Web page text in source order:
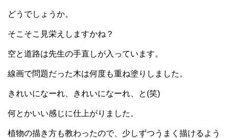
どうでしょうか。
そこそこ見栄えしますかね？
空と道路は先生の手直しが入っています。
線画で問題だった木は何度も重ね塗りしました。
きれいになーれ、きれいになーれ、と(笑)
何とかいい感じに仕上がりました。
植物の描き方も教わったので、少しずつうまく描けるよう